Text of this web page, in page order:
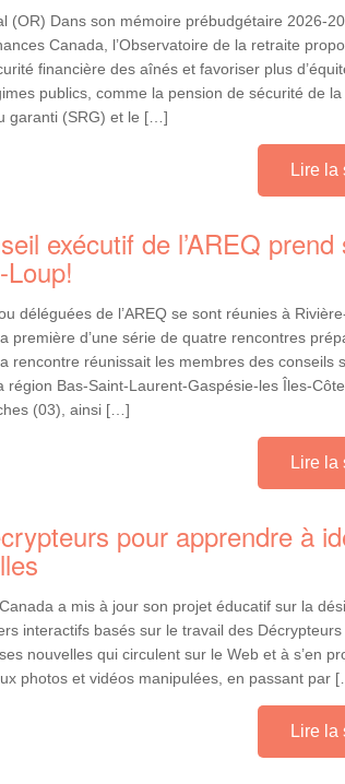
(OR) Dans son mémoire prébudgétaire 2026-
Canada, l’Observatoire de la retraite
financière des aînés et favoriser plus
publics, comme la pension de sécurité de la
garanti (SRG) et le […]
Lire
exécutif de l’AREQ prend
déléguées de l’AREQ se sont réunies à
première d’une série de quatre rencontres
rencontre réunissait les membres des conseils
région Bas-Saint-Laurent-Gaspésie-les Îles-
(03), ainsi […]
Lire
pour apprendre à
a mis à jour son projet éducatif sur la
interactifs basés sur le travail des
nouvelles qui circulent sur le Web et à s’en
photos et vidéos manipulées, en passant par
Lire